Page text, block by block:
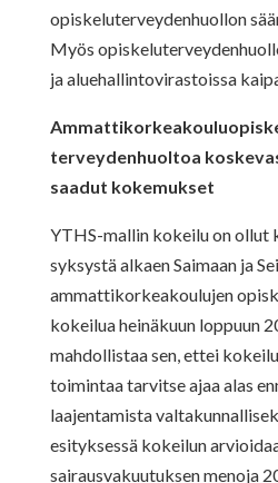
opiskeluterveydenhuollon
Myös
ja aluehallintovirastoissa
terveydenhuoltoa
saadut kokemukset
YTHS-mallin kokeilu on ollut
syksystä alkaen Saimaan ja
ammattikorkeakoulujen
kokeilua heinäkuun loppuun
mahdollistaa sen, ettei
toimintaa tarvitse ajaa alas
laajentamista
esityksessä kokeilun
sairausvakuutuksen menoja